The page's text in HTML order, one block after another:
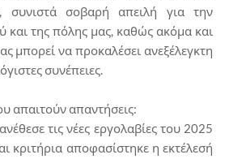
σοβαρή απειλή για την
και της πόλης μας, καθώς ακόμα και
μπορεί να προκαλέσει ανεξέλεγκτη
συνέπειες.
απαιτούν απαντήσεις:
τις νέες εργολαβίες του 2025
κριτήρια αποφασίστηκε η εκτέλεσή